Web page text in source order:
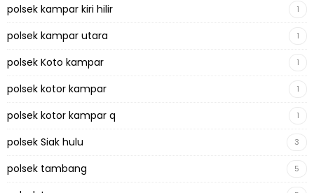
polsek kampar kiri hilir 1
polsek kampar utara 1
polsek Koto kampar 1
polsek kotor kampar 1
polsek kotor kampar q 1
polsek Siak hulu 3
polsek tambang 5